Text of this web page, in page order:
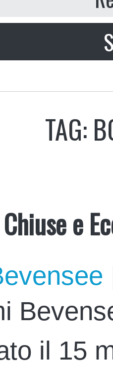
TAG:
e
il 15